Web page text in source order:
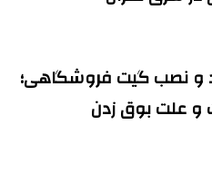
و نصب گیت فروشگاهی؛
و علت بوق زدن